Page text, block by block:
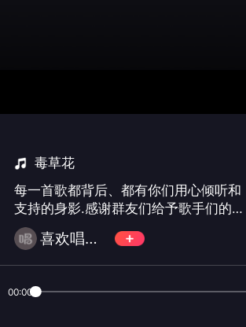
毒草花
每一首歌都背后、都有你们用心倾听和
支持的身影.感谢群友们给予歌手们的鼓
励与赞赏、是你们让音乐的梦想在这里
绽放.这份集体的力量、让我感到无比骄
傲温暖、谢谢大家.㊗️晶莹九岁生日快乐
喜欢唱歌🌻希诺🌹
00:00